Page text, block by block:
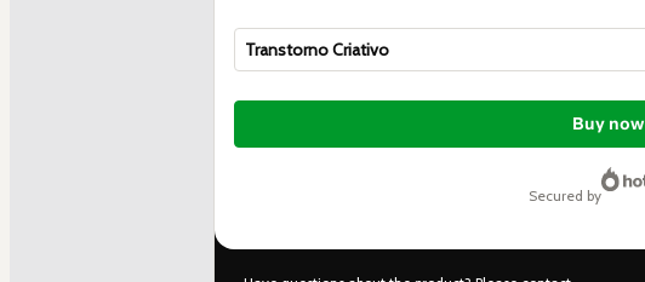
Transtorno Criativo
Total
$42.00
Buy now
secured by